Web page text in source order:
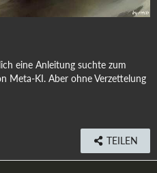
eine Anleitung suchte zum
Meta-KI. Aber ohne Verzettelung
TEILEN